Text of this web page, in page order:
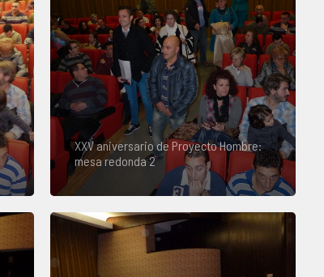
XXV aniversario de Proyecto Hombre:
mesa redonda 2